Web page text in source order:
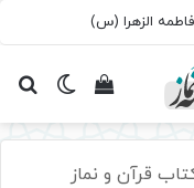
الزهرا (س)
تغییرمشاهده
قرآن و نماز